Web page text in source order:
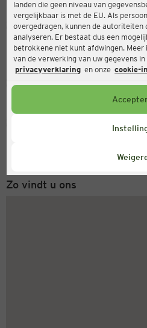
landen die geen niveau van
vergelijkbaar is met de EU. Als
overgedragen, kunnen de autoriteiten
analyseren. Er bestaat dus een
betrokkene niet kunt afdwingen.
van de verwerking van uw gegevens
privacyverklaring en onze cookie-
Ernsting's family
Hundemstraße 24-48,
Gesloten
Servicenummer
Maandag tot vrijdag 8-18
Zo vindt u ons